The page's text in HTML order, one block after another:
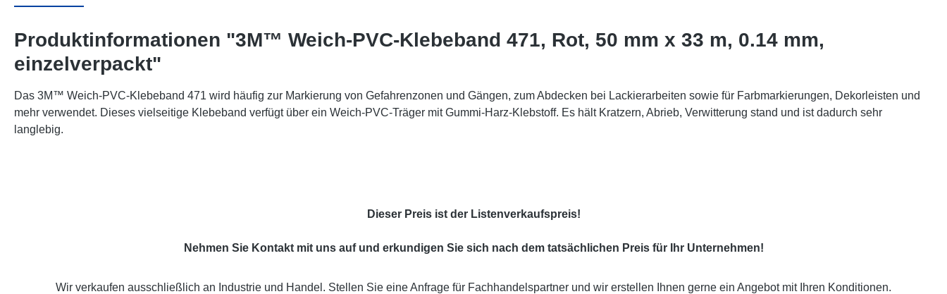
Produktinformationen "3M™ Weich-PVC-Klebeband 471, Rot, 50 mm x 33 m, 0.14 mm,
einzelverpackt"
Das 3M™ Weich-PVC-Klebeband 471 wird häufig zur Markierung von Gefahrenzonen und Gängen, zum Abdecken bei Lackierarbeiten sowie für Farbmarkierungen, Dekorleisten und
mehr verwendet. Dieses vielseitige Klebeband verfügt über ein Weich-PVC-Träger mit Gummi-Harz-Klebstoff. Es hält Kratzern, Abrieb, Verwitterung stand und ist dadurch sehr
langlebig.
Dieser Preis ist der Listenverkaufspreis!
Nehmen Sie Kontakt mit uns auf und erkundigen Sie sich nach dem tatsächlichen Preis für Ihr Unternehmen!
Wir verkaufen ausschließlich an Industrie und Handel. Stellen Sie eine Anfrage für Fachhandelspartner und wir erstellen Ihnen gerne ein Angebot mit Ihren Konditionen.